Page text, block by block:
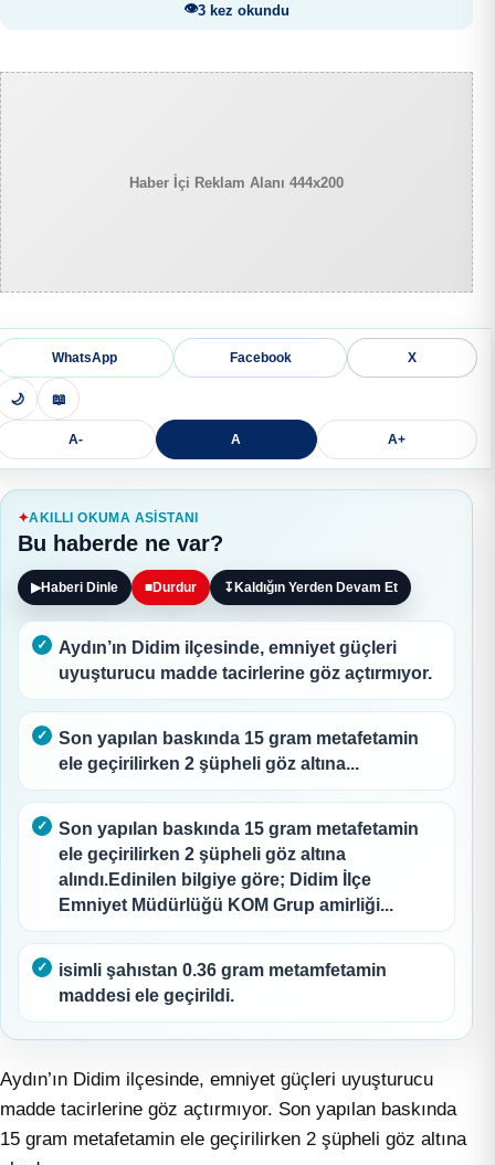
3 kez okundu
Haber İçi Reklam Alanı 444x200
WhatsApp Facebook X
🌙 📖
A- A A+
AKILLI OKUMA ASISTANI
Bu haberde ne var?
▶Haberi Dinle ■Durdur ↧ Kaldığın Yerden Devam Et
Aydın’ın Didim ilçesinde, emniyet güçleri
uyuşturucu madde tacirlerine göz açtırmıyor.
Son yapılan baskında 15 gram metafetamin
ele geçirilirken 2 şüpheli göz altına...
Son yapılan baskında 15 gram metafetamin
ele geçirilirken 2 şüpheli göz altına
alındı.Edinilen bilgiye göre; Didim İlçe
Emniyet Müdürlüğü KOM Grup amirliği...
isimli şahıstan 0.36 gram metamfetamin
maddesi ele geçirildi.
Aydın’ın Didim ilçesinde, emniyet güçleri uyuşturucu
madde tacirlerine göz açtırmıyor. Son yapılan baskında
15 gram metafetamin ele geçirilirken 2 şüpheli göz altına